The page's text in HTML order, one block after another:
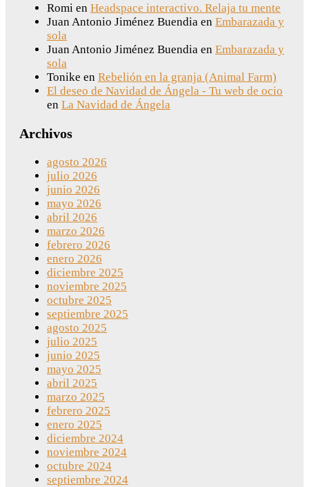
Romi en Headspace interactivo. Relaja tu mente
Juan Antonio Jiménez Buendia en Embarazada y
sola
Juan Antonio Jiménez Buendia en Embarazada y
sola
Tonike en Rebelión en la granja (Animal Farm)
El deseo de Navidad de Ángela - Tu web de ocio
en La Navidad de Ángela
Archivos
agosto 2026
julio 2026
junio 2026
mayo 2026
abril 2026
marzo 2026
febrero 2026
enero 2026
diciembre 2025
noviembre 2025
octubre 2025
septiembre 2025
agosto 2025
julio 2025
junio 2025
mayo 2025
abril 2025
marzo 2025
febrero 2025
enero 2025
diciembre 2024
noviembre 2024
octubre 2024
septiembre 2024